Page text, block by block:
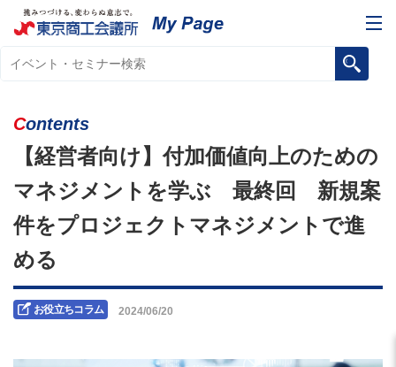
Contents
【経営者向け】付加価値向上のための
マネジメントを学ぶ 最終回 新規案
件をプロジェクトマネジメントで進
める
お役立ちコラム 2024/06/20